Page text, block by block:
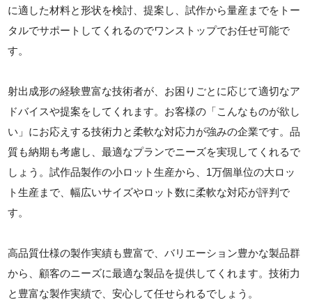
に適した材料と形状を検討、提案し、試作から量産までをトー
タルでサポートしてくれるのでワンストップでお任せ可能で
す。
射出成形の経験豊富な技術者が、お困りごとに応じて適切なア
ドバイスや提案をしてくれます。お客様の「こんなものが欲し
い」にお応えする技術力と柔軟な対応力が強みの企業です。品
質も納期も考慮し、最適なプランでニーズを実現してくれるで
しょう。試作品製作の小ロット生産から、1万個単位の大ロッ
ト生産まで、幅広いサイズやロット数に柔軟な対応が評判で
す。
高品質仕様の製作実績も豊富で、バリエーション豊かな製品群
から、顧客のニーズに最適な製品を提供してくれます。技術力
と豊富な製作実績で、安心して任せられるでしょう。